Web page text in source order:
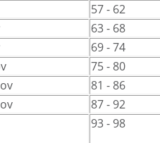
57 - 62
63 - 68
69 - 74
75 - 80
81 - 86
87 - 92
93 - 98